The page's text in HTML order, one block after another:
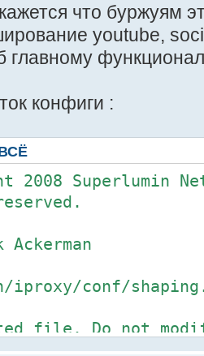
что буржуям
youtube,
главному
конфиги :
2008 Superlumin
conf/
file. Do not